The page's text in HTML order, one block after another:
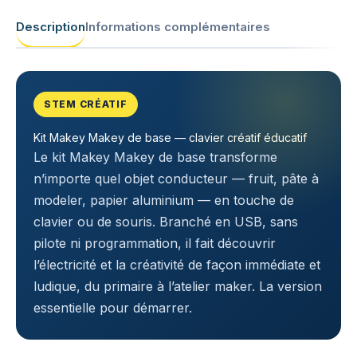
DescriptionInformations complémentaires
STEM CRÉATIF
Kit Makey Makey de base — clavier créatif éducatif
Le kit Makey Makey de base transforme
n’importe quel objet conducteur — fruit, pâte à
modeler, papier aluminium — en touche de
clavier ou de souris. Branché en USB, sans
pilote ni programmation, il fait découvrir
l’électricité et la créativité de façon immédiate et
ludique, du primaire à l’atelier maker. La version
essentielle pour démarrer.